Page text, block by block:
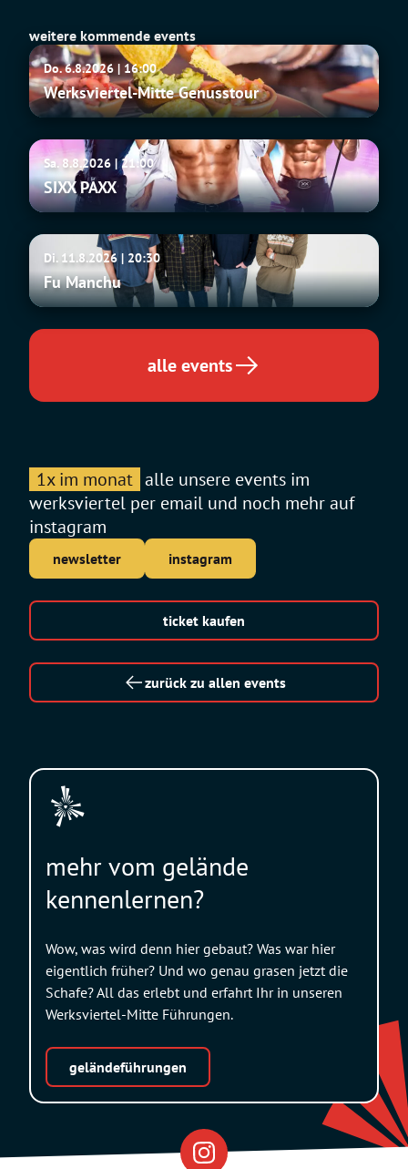
weitere kommende events
Werksviertel-
Mitte
Genusstour
Do. 6.8.2026 | 16:00
Werksviertel-Mitte Genusstour
SIXX
PAXXSa. 8.8.2026 | 21:00
SIXX PAXX
Fu
Manchu
Di. 11.8.2026 | 20:30
Fu Manchu
alle events
1x im monat alle unsere events im
werksviertel per email und noch mehr auf
instagram
newsletter instagram
ticket kaufen
zurück zu allen events
mehr vom gelände
kennenlernen?
Wow, was wird denn hier gebaut? Was war hier
eigentlich früher? Und wo genau grasen jetzt die
Schafe? All das erlebt und erfahrt Ihr in unseren
Werksviertel-Mitte Führungen.
geländeführungen